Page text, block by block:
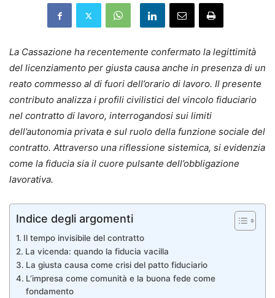
La Cassazione ha recentemente confermato la legittimità
del licenziamento per giusta causa anche in presenza di un
reato commesso al di fuori dell’orario di lavoro. Il presente
contributo analizza i profili civilistici del vincolo fiduciario
nel contratto di lavoro, interrogandosi sui limiti
dell’autonomia privata e sul ruolo della funzione sociale del
contratto. Attraverso una riflessione sistemica, si evidenzia
come la fiducia sia il cuore pulsante dell’obbligazione
lavorativa.
Indice degli argomenti
Il tempo invisibile del contratto
La vicenda: quando la fiducia vacilla
La giusta causa come crisi del patto fiduciario
L’impresa come comunità e la buona fede come
fondamento